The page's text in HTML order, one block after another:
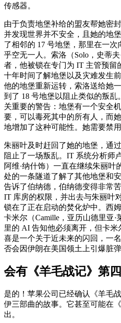
传感器。
由于负责地堡补给的盟友帮她密
并发现世界并不安全，且她的地
了相邻的 17 号地堡，那里在一
乎空无一人。索洛（Solo，史蒂
者，他被锁在专门为 IT 主管预留
十年时间了解地堡以及灾难发生
他的地堡重新运转，索洛送给她
到了 18 号地堡以阻止类似的叛
关重要的警告：地堡有一个安全
要，可以毒死其中的所有人，而
地增加了这种可能性。她需要禁
朱丽叶及时赶回了她的地堡，通
阻止了一场叛乱。IT 系统分析师
阿维·纳什饰）一直在继续朱丽叶
处的一条隧道了解了其他地堡和
告诉了伯纳德，伯纳德变得非常
IT 库房的权限，并出去与朱丽叶
锁在了正在启动的焚化炉中。西
卡米尔（Camille，亚历山德里亚
里的 AI 告知他必须离开，但卡
喜是一个关于近未来的闪回，一
否会因伊朗在美国领土上引爆脏
会有《羊毛战记》第
是的！苹果公司已经确认《羊毛
伊三部曲的故事。它甚至可能在
出。